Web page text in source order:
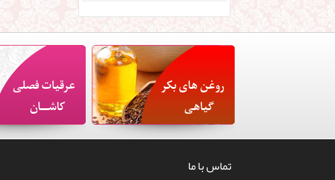
روغن های بکر
گیاهی
عرقیات فصلی
کاشـــان
تماس با ما